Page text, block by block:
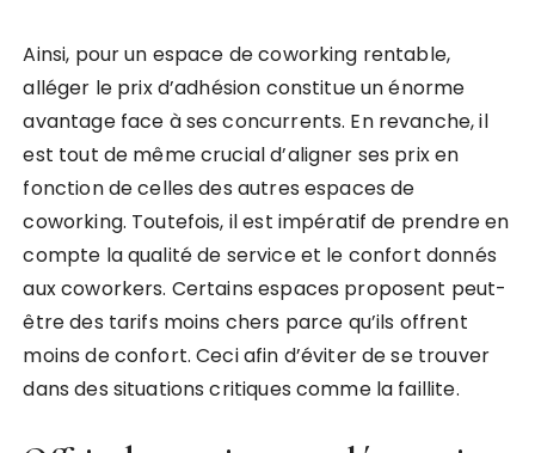
Ainsi, pour un espace de coworking rentable,
alléger le prix d’adhésion constitue un énorme
avantage face à ses concurrents. En revanche, il
est tout de même crucial d’aligner ses prix en
fonction de celles des autres espaces de
coworking. Toutefois, il est impératif de prendre en
compte la qualité de service et le confort donnés
aux coworkers. Certains espaces proposent peut-
être des tarifs moins chers parce qu’ils offrent
moins de confort. Ceci afin d’éviter de se trouver
dans des situations critiques comme la faillite.